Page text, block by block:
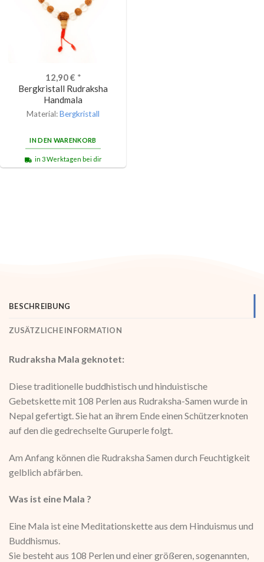
12,90€ *
Bergkristall Rudraksha
Handmala
Material:Bergkristall
IN DEN WARENKORB
in 3 Werktagen bei dir
BESCHREIBUNG
ZUSÄTZLICHE INFORMATION
Rudraksha Mala geknotet:
Diese traditionelle buddhistisch und hinduistische
Gebetskette mit 108 Perlen aus Rudraksha-Samen wurde in
Nepal gefertigt. Sie hat an ihrem Ende einen Schützerknoten
auf den die gedrechselte Guruperle folgt.
Am Anfang können die Rudraksha Samen durch Feuchtigkeit
gelblich abfärben.
Was ist eine Mala ?
Eine Mala ist eine Meditationskette aus dem Hinduismus und
Buddhismus.
Sie besteht aus 108 Perlen und einer größeren, sogenannten,